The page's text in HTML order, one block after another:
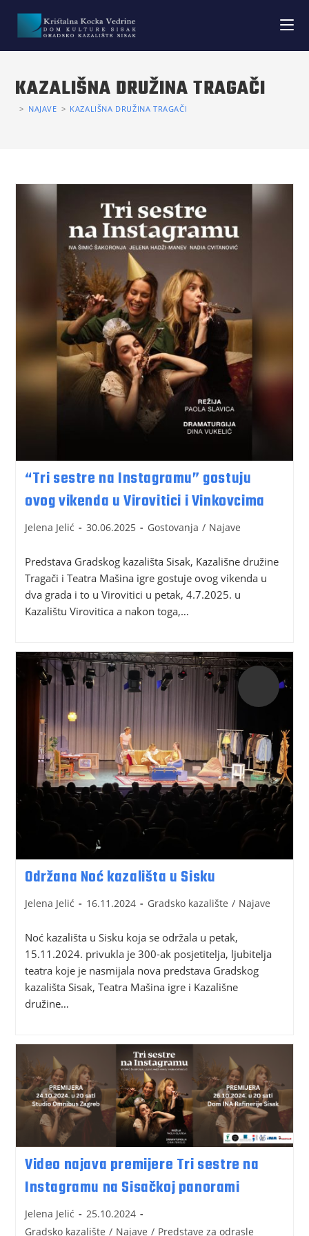
KAZALIŠNA DRUŽINA TRAGAČI
> NAJAVE > KAZALIŠNA DRUŽINA TRAGAČI
“Tri sestre na Instagramu” gostuju
ovog vikenda u Virovitici i Vinkovcima
Jelena Jelić 30.06.2025 Gostovanja / Najave
Predstava Gradskog kazališta Sisak, Kazališne družine
Tragači i Teatra Mašina igre gostuje ovog vikenda u
dva grada i to u Virovitici u petak, 4.7.2025. u
Kazalištu Virovitica a nakon toga,…
Održana Noć kazališta u Sisku
Jelena Jelić 16.11.2024 Gradsko kazalište / Najave
Noć kazališta u Sisku koja se održala u petak,
15.11.2024. privukla je 300-ak posjetitelja, ljubitelja
teatra koje je nasmijala nova predstava Gradskog
kazališta Sisak, Teatra Mašina igre i Kazališne
družine…
Video najava premijere Tri sestre na
Instagramu na Sisačkoj panorami
Jelena Jelić
25.10.2024
Gradsko kazalište / Najave / Predstave za odrasle